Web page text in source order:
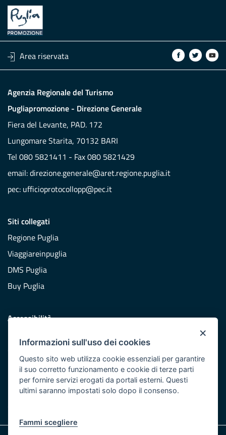
×
Informazioni sull'uso dei cookies
Questo sito web utilizza cookie essenziali per garantire
il suo corretto funzionamento e cookie di terze parti
per fornire servizi erogati da portali esterni. Questi
ultimi saranno impostati solo dopo il consenso.
Fammi scegliere
Area riservata
Agenzia Regionale del Turismo
Pugliapromozione - Direzione Generale
Fiera del Levante, PAD. 172
Lungomare Starita, 70132 BARI
Tel 080 5821411 - Fax 080 5821429
email:direzione.generale@aret.regione.puglia.it
pec: ufficioprotocollopp@pec.it
Siti collegati
Regione Puglia
Viaggiareinpuglia
DMS Puglia
Buy Puglia
Accessibilità
Redazione
Responsabili pubblicazione